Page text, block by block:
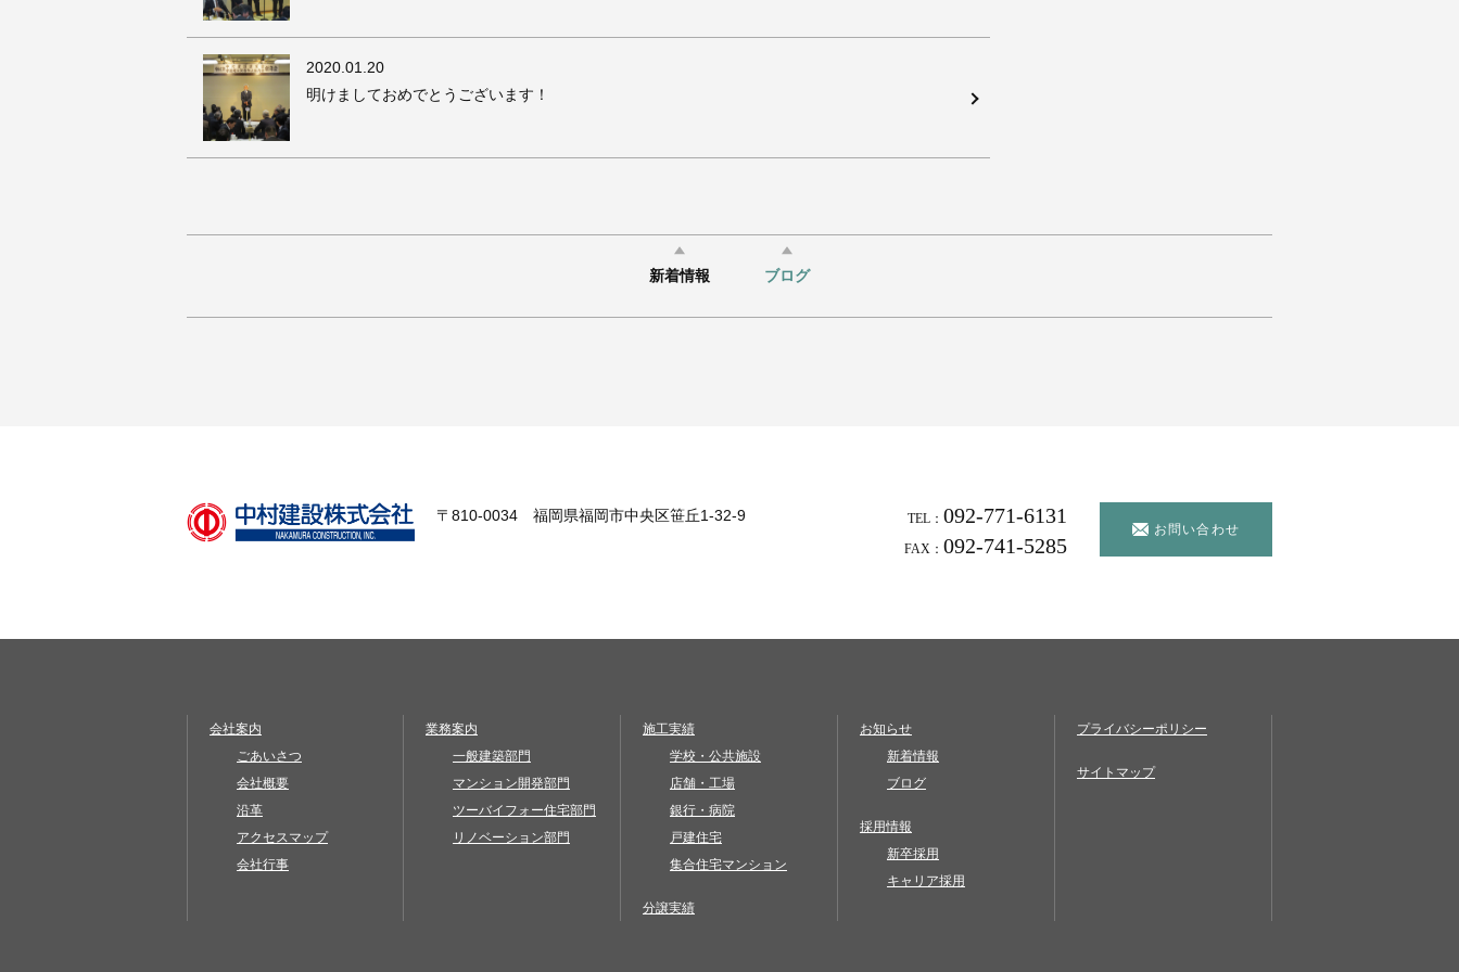
2020 .01.20
明けましておめでとうございます！
新着情報 ブログ
〒810-0034 福岡県福岡市中央区笹丘1-32-9 TEL： 092-771-6131
FAX： 092-741-5285
お問い合わせ
会社案内
ごあいさつ
会社概要
沿革
アクセスマップ
会社行事
業務案内
一般建築部門
マンション開発部門
ツーバイフォー住宅部門
リノベーション部門
施工実績
学校・公共施設
店舗・工場
銀行・病院
戸建住宅
集合住宅マンション
分譲実績
お知らせ
新着情報
ブログ
採用情報
新卒採用
キャリア採用
プライバシーポリシー
サイトマップ